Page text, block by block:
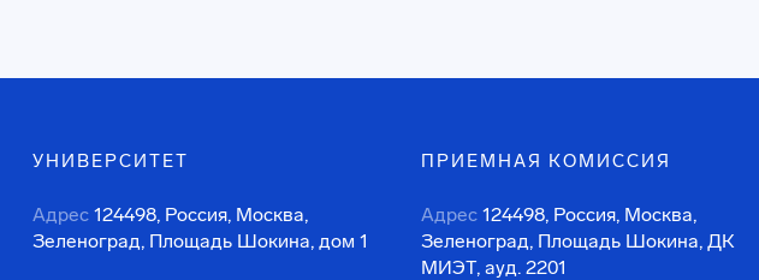
УНИВЕРСИТЕТ
Адрес 124498, Россия, Москва,
Зеленоград, Площадь Шокина, дом 1
ПРИЕМНАЯ КОМИССИЯ
Адрес 124498, Россия, Москва,
Зеленоград, Площадь Шокина, ДК
МИЭТ, ауд. 2201